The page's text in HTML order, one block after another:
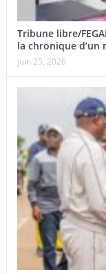
Tribune libre/
la chronique d’un
juin 25, 2026